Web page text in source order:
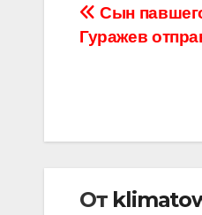
по
Сын
Гуражев
От